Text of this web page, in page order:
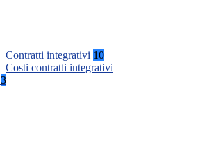
Contratti integrativi 10
Costi contratti integrativi
3